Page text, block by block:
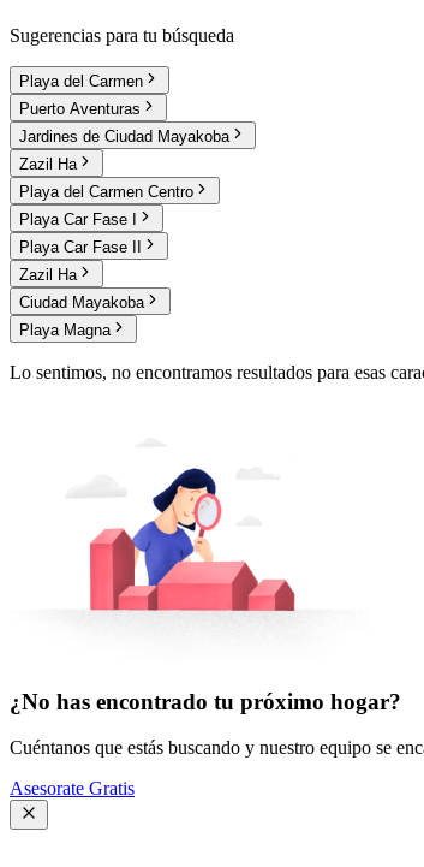
Sugerencias para tu búsqueda
Playa del Carmen
Puerto Aventuras
Jardines de Ciudad Mayakoba
Zazil Ha
Playa del Carmen Centro
Playa Car Fase I
Playa Car Fase II
Zazil Ha
Ciudad Mayakoba
Playa Magna
Lo sentimos, no encontramos resultados para esas
¿No has encontrado tu próximo hogar?
Cuéntanos que estás buscando y nuestro equipo se
Asesorate Gratis